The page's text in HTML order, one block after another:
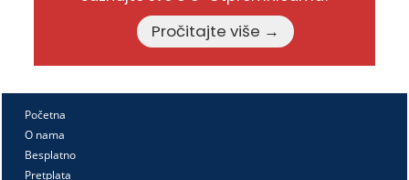
Pročitajte više →
Početna
O nama
Besplatno
Pretplata